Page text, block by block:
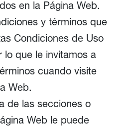
en la Página Web.
y términos que
Condiciones de Uso
lo que le invitamos a
cuando visite
Web.
de las secciones o
Web le puede